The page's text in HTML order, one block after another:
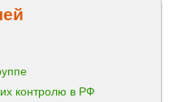
контролю в РФ